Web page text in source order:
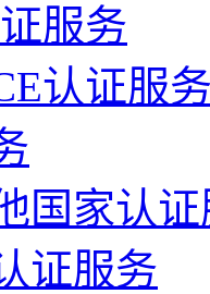
服务
认证服
国家认
证服务